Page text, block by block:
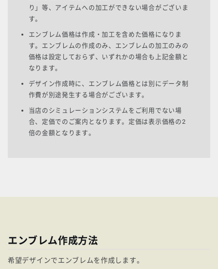
り」等、アイテムへの加工ができない場合がございま
す。
エンブレム価格は作成・加工を含めた価格になりま
す。エンブレムの作成のみ、エンブレムの加工のみの
価格は設定しておらず、いずれかの場合も上記金額と
なります。
デザイン作成時に、エンブレム価格とは別にデータ制
作費が別途発生する場合がございます。
当店のシミュレーションシステムをご利用でない場
合、定価でのご案内となります。定価は表示価格の2
倍の金額となります。
エンブレム作成方法
希望デザインでエンブレムを作成します。